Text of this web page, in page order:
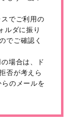
でご利用の
ルダに振り
でご確認く
場合は、ド
否が考えら
のメールを